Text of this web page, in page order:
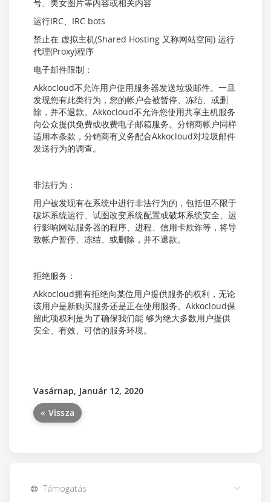
号、美女图片等内容或相关内容
运行IRC、IRC bots
禁止在 虚拟主机(Shared Hosting 又称网站空间) 运行
代理(Proxy)程序
电子邮件限制：
Akkocloud不允许用户使用服务器发送垃圾邮件。一旦
发现您有此类行为，您的帐户会被暂停、冻结、或删
除，并不退款。Akkocloud不允许您使用共享主机服务
向公众提供免费或收费电子邮箱服务。分销商帐户同样
适用本条款，分销商有义务配合Akkocloud对垃圾邮件
发送行为的调查。
非法行为：
用户被发现有在系统中进行非法行为的，包括但不限于
破坏系统运行、试图改变系统配置或破坏系统安全、运
行影响网站服务器的程序、进程、信用卡欺诈等，将导
致帐户暂停、冻结、或删除，并不退款。
拒绝服务：
Akkocloud拥有拒绝向某位用户提供服务的权利，无论
该用户是新购买服务还是正在使用服务。Akkocloud保
留此项权利是为了确保我们能 够为绝大多数用户提供
安全、有效、可信的服务环境。
Vasárnap, Január 12, 2020
« Vissza
Támogatás